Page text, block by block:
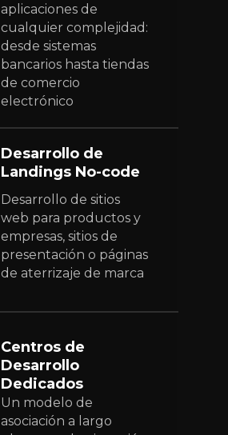
aplicaciones de
cualquier complejidad:
desde sistemas
bancarios hasta tiendas
de comercio
electrónico
Desarrollo de
Landings No-code
Desarrollo de sitios
web para productos y
empresas, sitios de
presentación o páginas
de aterrizaje de marca
Centros de
Desarrollo
Dedicados
Un modelo de
asociación a largo